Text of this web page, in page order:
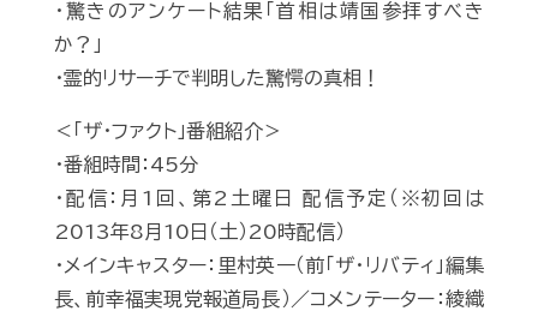
・驚きのアンケート結果「首相は靖国参拝すべき
か？」
・霊的リサーチで判明した驚愕の真相！
＜「ザ・ファクト」番組紹介＞
・番組時間：45分
・配信：月1回、第2土曜日 配信予定（※初回は
2013年8月10日（土）20時配信）
・メインキャスター：里村英一（前「ザ・リバティ」編集
長、前幸福実現党報道局長）／コメンテーター：綾織